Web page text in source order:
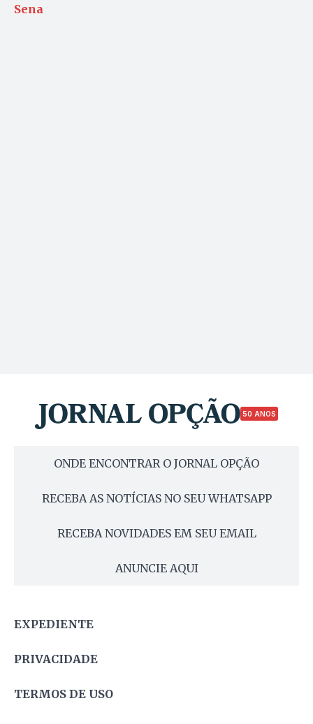
Sena
50 ANOS
ONDE ENCONTRAR O JORNAL OPÇÃO
RECEBA AS NOTÍCIAS NO SEU WHATSAPP
RECEBA NOVIDADES EM SEU EMAIL
ANUNCIE AQUI
EXPEDIENTE
PRIVACIDADE
TERMOS DE USO